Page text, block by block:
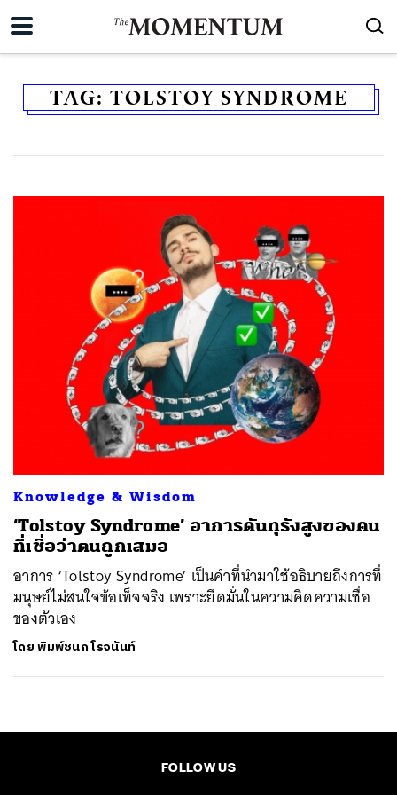
TAG: TOLSTOY SYNDROME
Knowledge & Wisdom
‘Tolstoy Syndrome’ อาการดันทุรังสูงของคน
ที่เชื่อว่าตนถูกเสมอ
อาการ ‘Tolstoy Syndrome’ เป็นคำที่นำมาใช้อธิบายถึงการที่
มนุษย์ไม่สนใจข้อเท็จจริง เพราะยึดมั่นในความคิดความเชื่อ
ของตัวเอง
โดยพิมพ์ชนก โรจนันท์
FOLLOW US
SHARE TWEET